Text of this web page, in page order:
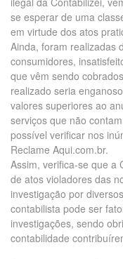
se esperar de uma
em virtude dos atos
Ainda, foram realizadas
consumidores,
que vêm sendo
realizado seria
valores superiores ao
serviços que não
possível verificar nos
Reclame Aqui.com.br.
Assim, verifica-se que a
de atos violadores das
investigação por
contabilista pode ser
investigações, sendo
contabilidade